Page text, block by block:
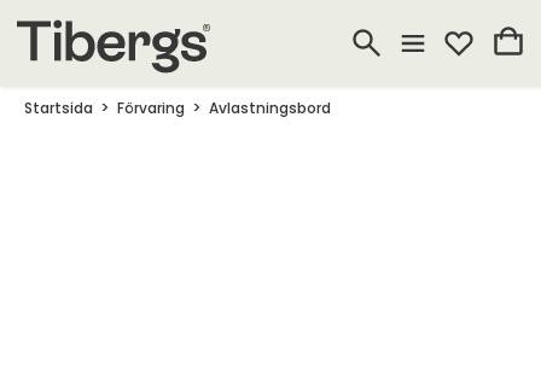
Startsida Förvaring Avlastningsbord